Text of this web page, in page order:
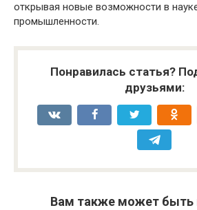
открывая новые возможности в
промышленности.
Понравилась статья?
друзьями:
Вам также может быть